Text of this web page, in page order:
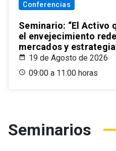
Conferencias
Seminario: “El Activo
el envejecimiento
mercados y
19 de Agosto de 2026
09:00 a 11:00 horas
Seminarios